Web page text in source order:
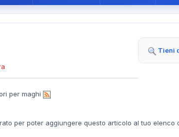
per maghi
Tieni
per poter aggiungere questo articolo al tuo elenco